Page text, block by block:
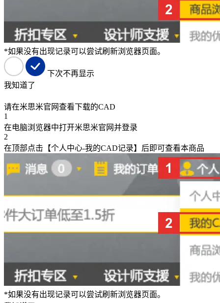
*如果没有出现记录可以尝试刷新浏览器页面。
下次不再显示
我知道了
请在米思米官网查看下载的CAD
1
在电脑浏览器中打开米思米官网并登录
2
在顶部点击【个人中心-我的CAD记录】后即可查看本商品
*如果没有出现记录可以尝试刷新浏览器页面。